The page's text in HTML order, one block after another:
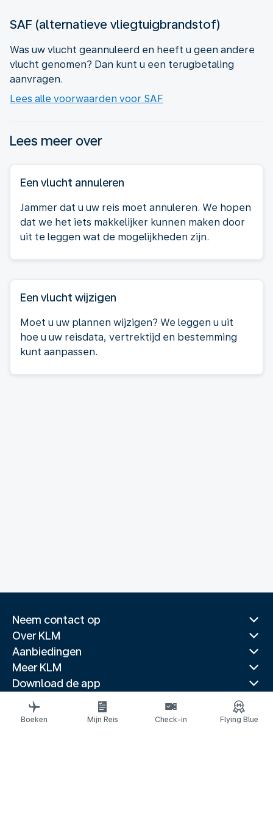
SAF (alternatieve vliegtuigbrandstof)
Was uw vlucht geannuleerd en heeft u geen andere
vlucht genomen? Dan kunt u een terugbetaling
aanvragen.
Lees alle voorwaarden voor SAF
Lees meer over
Een vlucht annuleren
Jammer dat u uw reis moet annuleren. We hopen
dat we het iets makkelijker kunnen maken door
uit te leggen wat de mogelijkheden zijn.
Een vlucht wijzigen
Moet u uw plannen wijzigen? We leggen u uit
hoe u uw reisdata, vertrektijd en bestemming
kunt aanpassen.
Neem contact op
Over KLM
Aanbiedingen
Meer KLM
Download de app
Gerelateerde websites
Reisgidsen
Boeken Mijn Reis Check-in Flying Blue